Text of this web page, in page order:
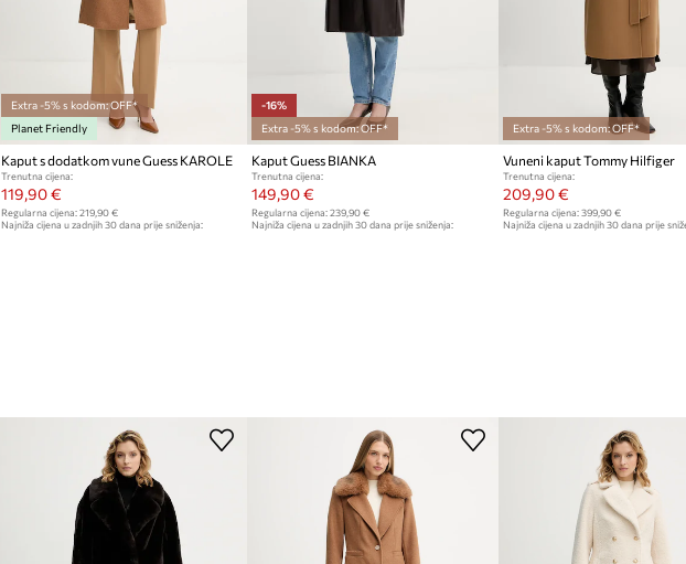
Extra -5% s kodom: OFF*
Planet Friendly
Kaput s dodatkom vune Guess KAROLE
Trenutna cijena:
119,90 €
Regularna cijena:219,90 €
Najniža cijena u zadnjih 30 dana prije sniženja:
-16%
Extra -5% s kodom: OFF*
Kaput Guess BIANKA
Trenutna cijena:
149,90 €
Regularna cijena: 239,90 €
Najniža cijena u zadnjih 30 dana prije sniženja:
Extra -5% s kodom: OFF*
Vuneni kaput Tommy Hilfiger
Trenutna cijena:
209,90 €
Regularna cijena: 399,90 €
Najniža cijena u zadnjih 30 dana prije